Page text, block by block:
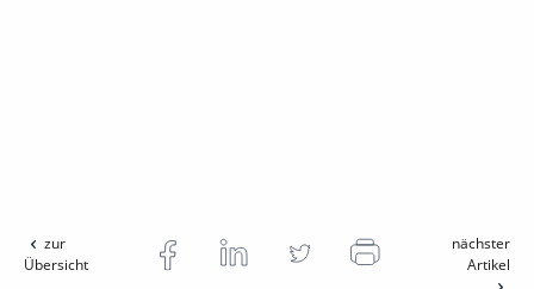
zur
Übersicht
nächster
Artikel